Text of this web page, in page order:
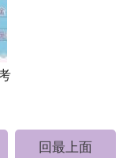
回最上面